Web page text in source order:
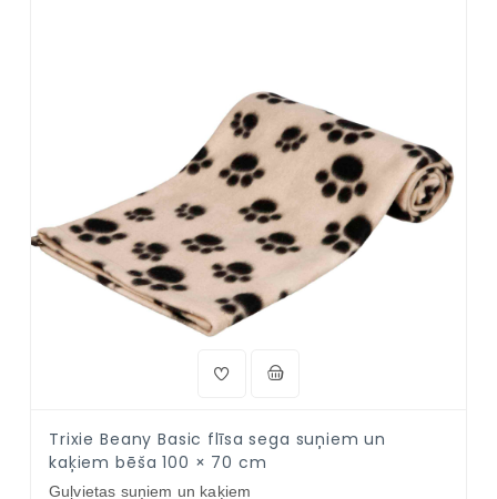
Trixie Beany Basic flīsa sega suņiem un
kaķiem bēša 100 × 70 cm
Guļvietas suņiem un kaķiem